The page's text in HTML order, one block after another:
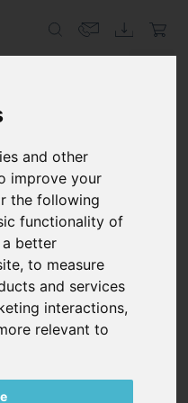
and other
improve your
the following
functionality of
better
,to measure
and services
interactions,
relevant to
ДЛЯ
ПОВІТРЯ
від Becker слідують
Вони є важливим і
паливних